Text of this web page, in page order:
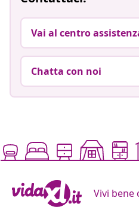
Vai al centro
Chatta con noi
Vivi bene